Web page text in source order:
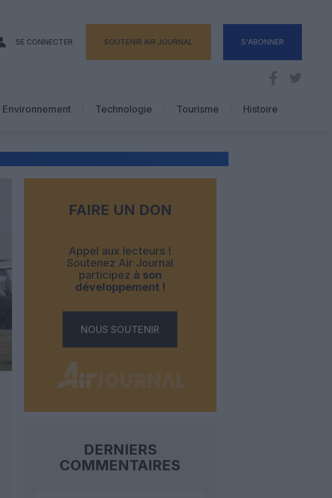
SE CONNECTER SOUTENIR AIR JOURNAL S'ABONNER
Environnement Technologie
Tourisme
Hôtellerie
Histoire
FAIRE UN DON
Appel aux lecteurs !
Soutenez Air Journal
participez à son
développement !
NOUS SOUTENIR
DERNIERS
COMMENTAIRES